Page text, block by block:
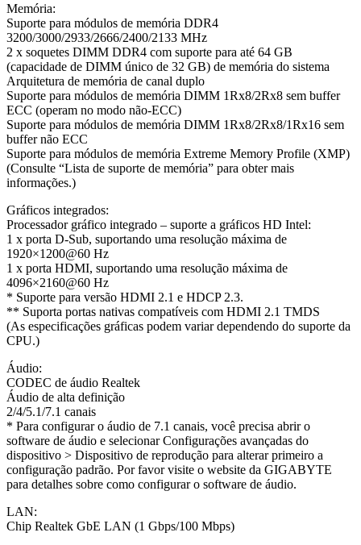
Memória:
Suporte para módulos de memória DDR4
3200/3000/2933/2666/2400/2133 MHz
2 x soquetes DIMM DDR4 com suporte para até 64 GB
(capacidade de DIMM único de 32 GB) de memória do sistema
Arquitetura de memória de canal duplo
Suporte para módulos de memória DIMM 1Rx8/2Rx8 sem buffer
ECC (operam no modo não-ECC)
Suporte para módulos de memória DIMM 1Rx8/2Rx8/1Rx16 sem
buffer não ECC
Suporte para módulos de memória Extreme Memory Profile (XMP)
(Consulte “Lista de suporte de memória” para obter mais
informações.)
Gráficos integrados:
Processador gráfico integrado – suporte a gráficos HD Intel:
1 x porta D-Sub, suportando uma resolução máxima de
1920×1200@60 Hz
1 x porta HDMI, suportando uma resolução máxima de
4096×2160@60 Hz
* Suporte para versão HDMI 2.1 e HDCP 2.3.
** Suporta portas nativas compatíveis com HDMI 2.1 TMDS
(As especificações gráficas podem variar dependendo do suporte da
CPU.)
Áudio:
CODEC de áudio Realtek
Áudio de alta definição
2/4/5.1/7.1 canais
* Para configurar o áudio de 7.1 canais, você precisa abrir o
software de áudio e selecionar Configurações avançadas do
dispositivo > Dispositivo de reprodução para alterar primeiro a
configuração padrão. Por favor visite o website da GIGABYTE
para detalhes sobre como configurar o software de áudio.
LAN:
Chip Realtek GbE LAN (1 Gbps/100 Mbps)